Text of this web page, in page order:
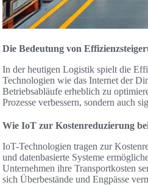
Die Bedeutung von
In der heutigen Logistik spielt die
Technologien wie das Internet der
Betriebsabläufe erheblich zu
Prozesse verbessern, sondern auch
Wie IoT zur Kostenreduzierung
IoT-Technologien tragen zur
und datenbasierte Systeme
Unternehmen ihre Transportkosten
sich Überbestände und Engpässe